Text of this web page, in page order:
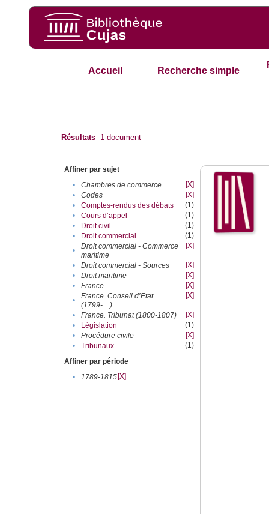
Accueil Recherche simple
Résultats 1 document
Affiner par sujet
•
Chambres de commerce
[X]
•
Codes
[X]
•
Comptes-rendus des débats
(1)
•
Cours d’appel
(1)
•
Droit civil
(1)
•
Droit commercial
(1)
•
Droit commercial - Commerce
maritime
[X]
• Droit commercial - Sources
[X]
•
Droit maritime
[X]
•
France
[X]
•
France. Conseil d’Etat
(1799-....)
[X]
• France. Tribunat (1800-1807)
[X]
•
Législation
(1)
•
Procédure civile
[X]
•
Tribunaux
(1)
Affiner par période
•
1789-1815[X]